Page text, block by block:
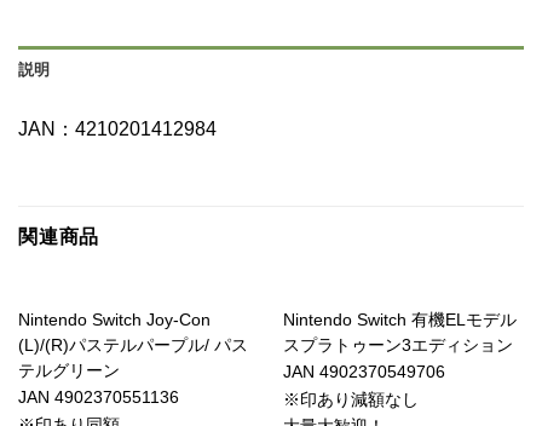
説明
JAN：4210201412984
関連商品
Nintendo Switch Joy-Con
(L)/(R)パステルパープル/ パス
テルグリーン
JAN 4902370551136
Nintendo Switch 有機ELモデル
スプラトゥーン3エディション
JAN 4902370549706
※印あり減額なし